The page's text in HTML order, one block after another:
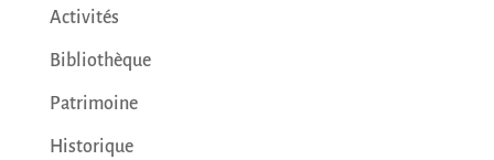
Activités
Bibliothèque
Patrimoine
Historique